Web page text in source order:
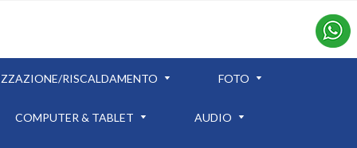
RISCALDAMENTO FOTO
COMPUTER & TABLET AUDIO